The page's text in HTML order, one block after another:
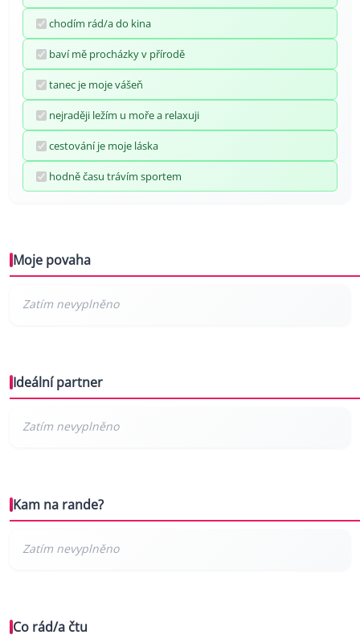
chodím rád/a do kina
baví mě procházky v přírodě
tanec je moje vášeň
nejraději ležím u moře a relaxuji
cestování je moje láska
hodně času trávím sportem
Moje povaha
Ideální partner
Kam na rande?
Co rád/a čtu